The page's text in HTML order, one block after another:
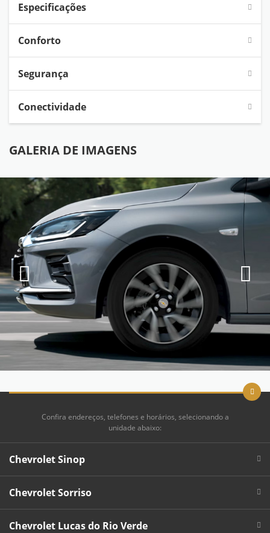
Especificações
Conforto
Segurança
Conectividade
GALERIA DE IMAGENS
Confira endereços, telefones e horários, selecionando a
unidade abaixo:
Chevrolet Sinop
Chevrolet Sorriso
Chevrolet Lucas do Rio Verde